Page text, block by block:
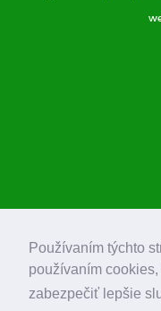
Používaním týchto
používaním
zabezpečiť lepšie